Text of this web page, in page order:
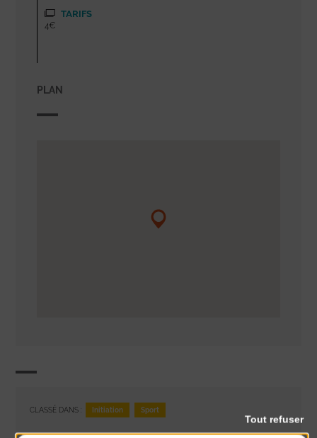
TARIFS
4€
PLAN
CLASSÉ DANS : Initiation Sport
Tout refuser